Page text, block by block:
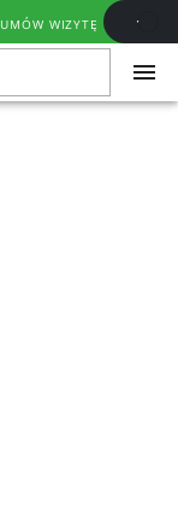
UMÓW WIZYTĘ